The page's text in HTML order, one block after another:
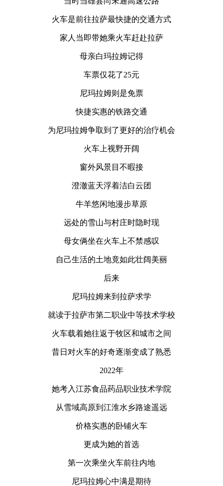
火车是前往拉萨最快捷的交通方式
家人当即带她乘火车赶赴拉萨
母亲白玛拉姆记得
车票仅花了25元
尼玛拉姆则是免票
快捷实惠的铁路交通
为尼玛拉姆争取到了更好的治疗机会
火车上视野开阔
窗外风景目不暇接
澄澈蓝天浮着洁白云团
牛羊悠闲地漫步草原
远处的雪山与村庄时隐时现
母女俩坐在火车上不禁感叹
自己生活的土地竟如此壮阔美丽
后来
尼玛拉姆来到拉萨求学
就读于拉萨市第二职业中等技术学校
火车载着她往返于牧区和城市之间
昔日对火车的好奇逐渐变成了熟悉
2022年
她考入江苏食品药品职业技术学院
从雪域高原到江淮水乡路途遥远
价格实惠的卧铺火车
更成为她的首选
第一次乘坐火车前往内地
尼玛拉姆心中满是期待